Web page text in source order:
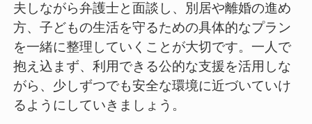
夫しながら弁護士と面談し、別居や離婚の進め
方、子どもの生活を守るための具体的なプラン
を一緒に整理していくことが大切です。一人で
抱え込まず、利用できる公的な支援を活用しな
がら、少しずつでも安全な環境に近づいていけ
るようにしていきましょう。